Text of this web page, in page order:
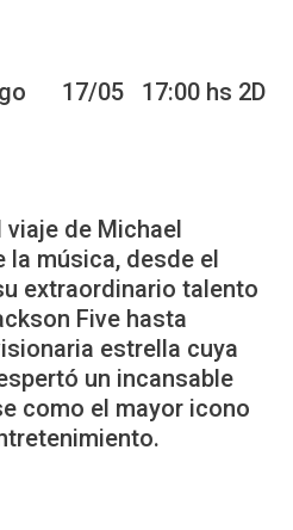
17/05 17:00 hs 2D
viaje de Michael
la música, desde el
extraordinario talento
Five hasta
estrella cuya
un incansable
como el mayor icono